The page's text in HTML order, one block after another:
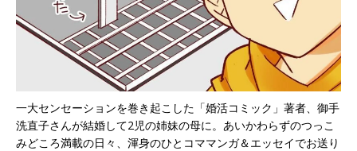
一大センセーションを巻き起こした「婚活コミック」著者、御手
洗直子さんが結婚して2児の姉妹の母に。あいかわらずのつっこ
みどころ満載の日々、渾身のひとコママンガ＆エッセイでお送り